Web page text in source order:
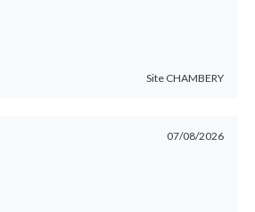
Site CHAMBERY
07/08/2026